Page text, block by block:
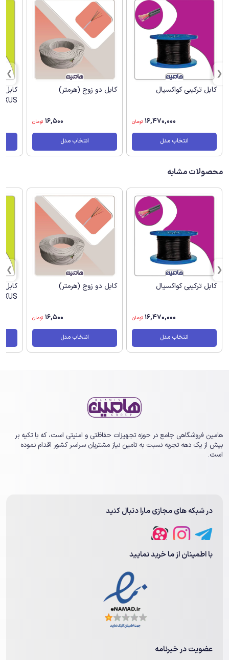
کابل ترکیبی کواکسیال
16,470,000 تومان
انتخاب مدل
کابل دو زوج (هرمتر)
16,500 تومان
انتخاب مدل
کابل
محصولات مشابه
کابل ترکیبی کواکسیال
16,470,000 تومان
انتخاب مدل
کابل دو زوج (هرمتر)
16,500 تومان
انتخاب مدل
کابل
هامین فروشگاهی جامع در حوزه تجهیزات حفاظتی و امنیتی است، که با تکیه بر
بیش از یک ‏دهه تجربه نسبت به تامین نیاز مشتریان سراسر کشور اقدام نموده
است.
در شبکه های مجازی مارا دنبال کنید
با اطمینان از ما خرید نمایید
عضویت در خبرنامه